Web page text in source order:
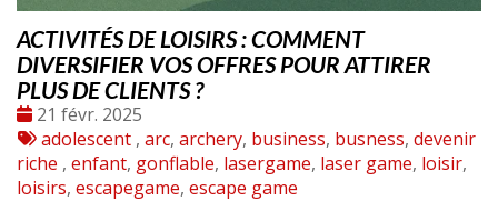
ACTIVITÉS DE LOISIRS : COMMENT
DIVERSIFIER VOS OFFRES POUR ATTIRER
PLUS DE CLIENTS ?
Date
:
21 févr. 2025
Tags
:
adolescent , arc, archery, business, busness, devenir
riche , enfant, gonflable, lasergame, laser game, loisir,
loisirs, escapegame, escape game